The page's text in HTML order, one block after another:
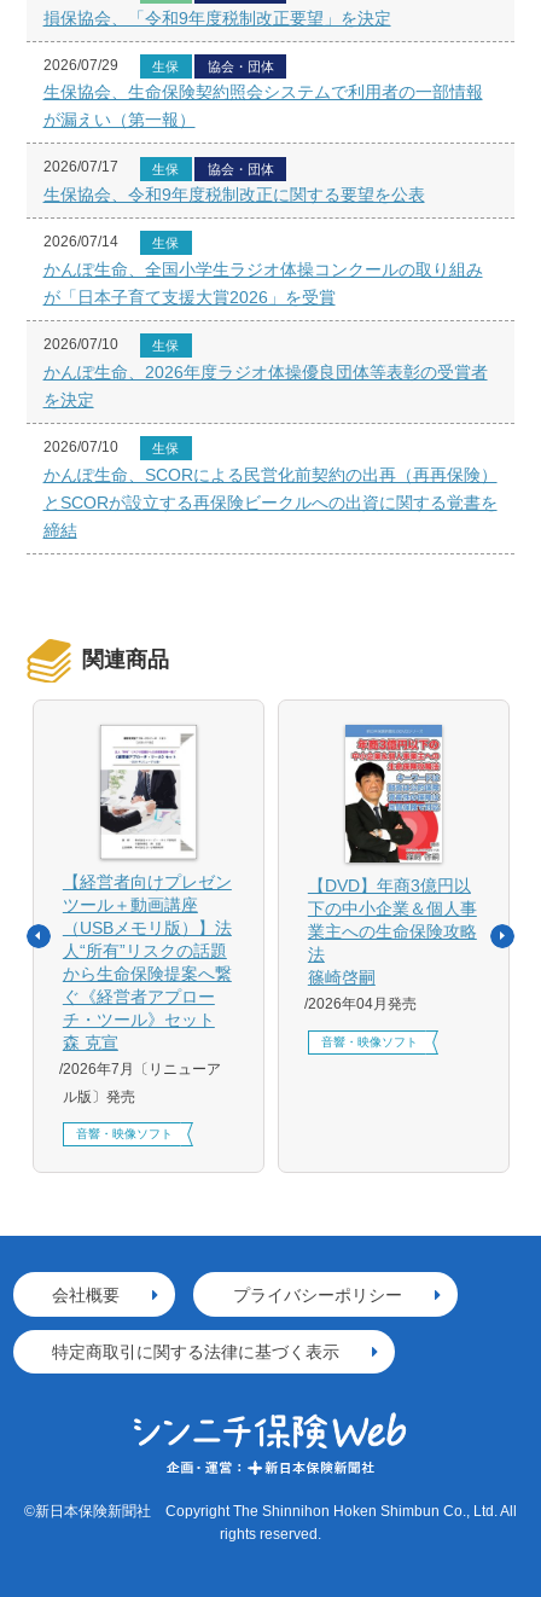
損保協会、「令和9年度税制改正要望」を決定
2026/07/29 生保 協会・団体
生保協会、生命保険契約照会システムで利用者の一部情報
が漏えい（第一報）
2026/07/17 生保 協会・団体
生保協会、令和9年度税制改正に関する要望を公表
2026/07/14 生保
かんぽ生命、全国小学生ラジオ体操コンクールの取り組み
が「日本子育て支援大賞2026」を受賞
2026/07/10 生保
かんぽ生命、2026年度ラジオ体操優良団体等表彰の受賞者
を決定
2026/07/10 生保
かんぽ生命、SCORによる民営化前契約の出再（再再保険）
とSCORが設立する再保険ビークルへの出資に関する覚書を
締結
関連商品
【経営者向けプレゼン
ツール＋動画講座
（USBメモリ版）】法
人“所有”リスクの話題
から生命保険提案へ繋
ぐ《経営者アプロー
チ・ツール》セット
森 克宣
2026年7月〔リニューア
ル版〕発売
音響・映像ソフト
【DVD】年商3億円以
下の中小企業＆個人事
業主への生命保険攻略
法
篠崎啓嗣
2026年04月発売
音響・映像ソフト
会社概要 プライバシーポリシー
特定商取引に関する法律に基づく表示
©新日本保険新聞社 Copyright The Shinnihon Hoken Shimbun Co., Ltd. All
rights reserved.